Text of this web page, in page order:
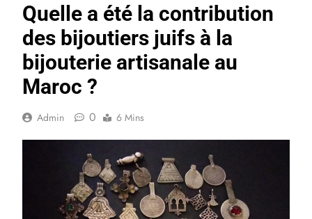
Quelle a été la contribution
des bijoutiers juifs à la
bijouterie artisanale au
Maroc ?
Admin 0 6 Mins